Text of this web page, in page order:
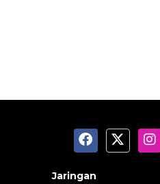
Jaringan